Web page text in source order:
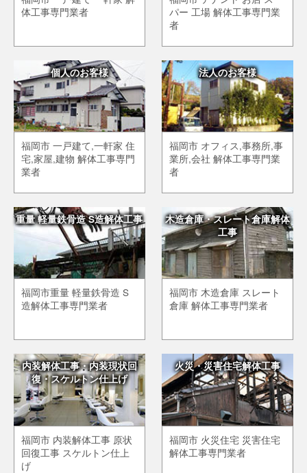
体工事専門業者
パー 工場 解体工事専門業
者
個人のお客様
福岡市 一戸建て,一軒家 住
宅,家屋,建物 解体工事専門
業者
法人のお客様
福岡市 オフィス,事務所,事
業所,会社 解体工事専門業
者
重量 軽量鉄骨造 S造解体工事
福岡市重量 軽量鉄骨造 S
造解体工事専門業者
木造倉庫・スレート倉庫解体
工事
福岡市 木造倉庫 スレート
倉庫 解体工事専門業者
内装解体工事・内装現状回
復・スケルトン仕上げ
福岡市 内装解体工事 原状
回復工事 スケルトン仕上
げ
火災・災害住宅解体工事
福岡市 火災住宅 災害住宅
解体工事専門業者